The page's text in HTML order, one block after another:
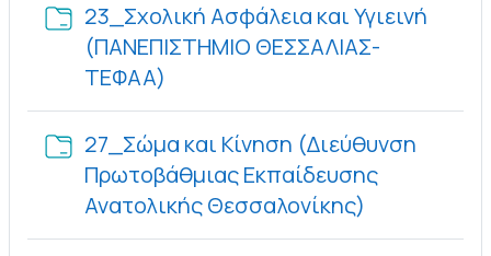
23_Σχολική Ασφάλεια και Υγιεινή
(ΠΑΝΕΠΙΣΤΗΜΙΟ ΘΕΣΣΑΛΙΑΣ-
ΤΕΦΑΑ)
27_Σώμα και Κίνηση (Διεύθυνση
Πρωτοβάθμιας Εκπαίδευσης
Ανατολικής Θεσσαλονίκης)